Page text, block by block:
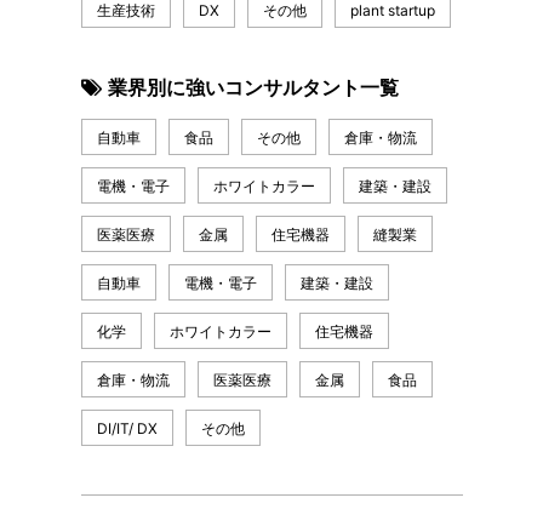
生産技術 DX その他 plant startup
業界別に強いコンサルタント一覧
自動車 食品 その他 倉庫・物流
電機・電子 ホワイトカラー 建築・建設
医薬医療 金属 住宅機器 縫製業
自動車 電機・電子 建築・建設
化学 ホワイトカラー 住宅機器
倉庫・物流 医薬医療 金属 食品
DI/IT/ DX その他